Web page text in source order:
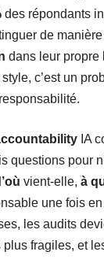
des répondants
de
dans leur propre
c’est un
IA
questions pour
vient-elle, à
une fois
les audits
plus fragiles, et